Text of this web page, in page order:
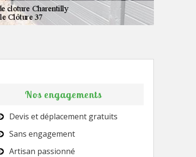
Nos engagements
Devis et déplacement gratuits
Sans engagement
Artisan passionné